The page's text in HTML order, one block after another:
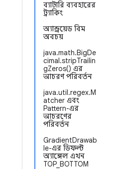
ব্যাটারি ব্যবহারের
ট্র্যাকিং
অ্যান্ড্রয়েড বিম
অবচয়
java.math.BigDe
cimal.stripTrailin
gZeros() এর
আচরণ পরিবর্তন
java.util.regex.M
atcher এবং
Pattern-এর
আচরণের
পরিবর্তন
GradientDrawab
le-এর ডিফল্ট
অ্যাঙ্গেল এখন
TOP_BOTTOM